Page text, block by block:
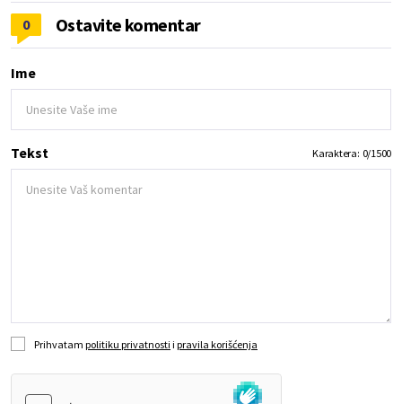
0 Ostavite komentar
Ime
Tekst Karaktera: 0/1500
Prihvatam politiku privatnosti i pravila korišćenja